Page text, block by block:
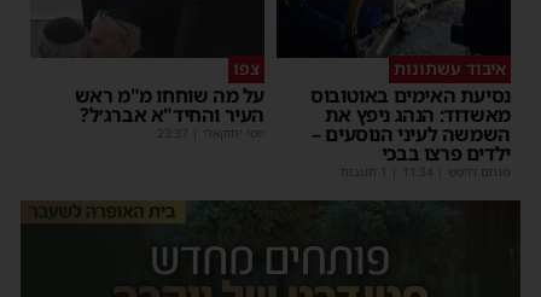
איבוד עשתונות
נסיעת האימים באוטובוס
מאשדוד: הנהג ניפץ את
השמשה לעיני הנוסעים –
ילדים פרצו בבכי
מנחם דויטש 11:34
צפו
על מה שוחחו מ"מ ראש
העיר והחיד"א אברג׳ל?
יוסי יחזקאלי 23:37